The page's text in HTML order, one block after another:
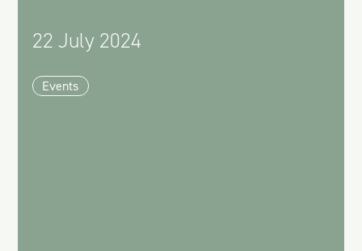
22 July 2024
Events